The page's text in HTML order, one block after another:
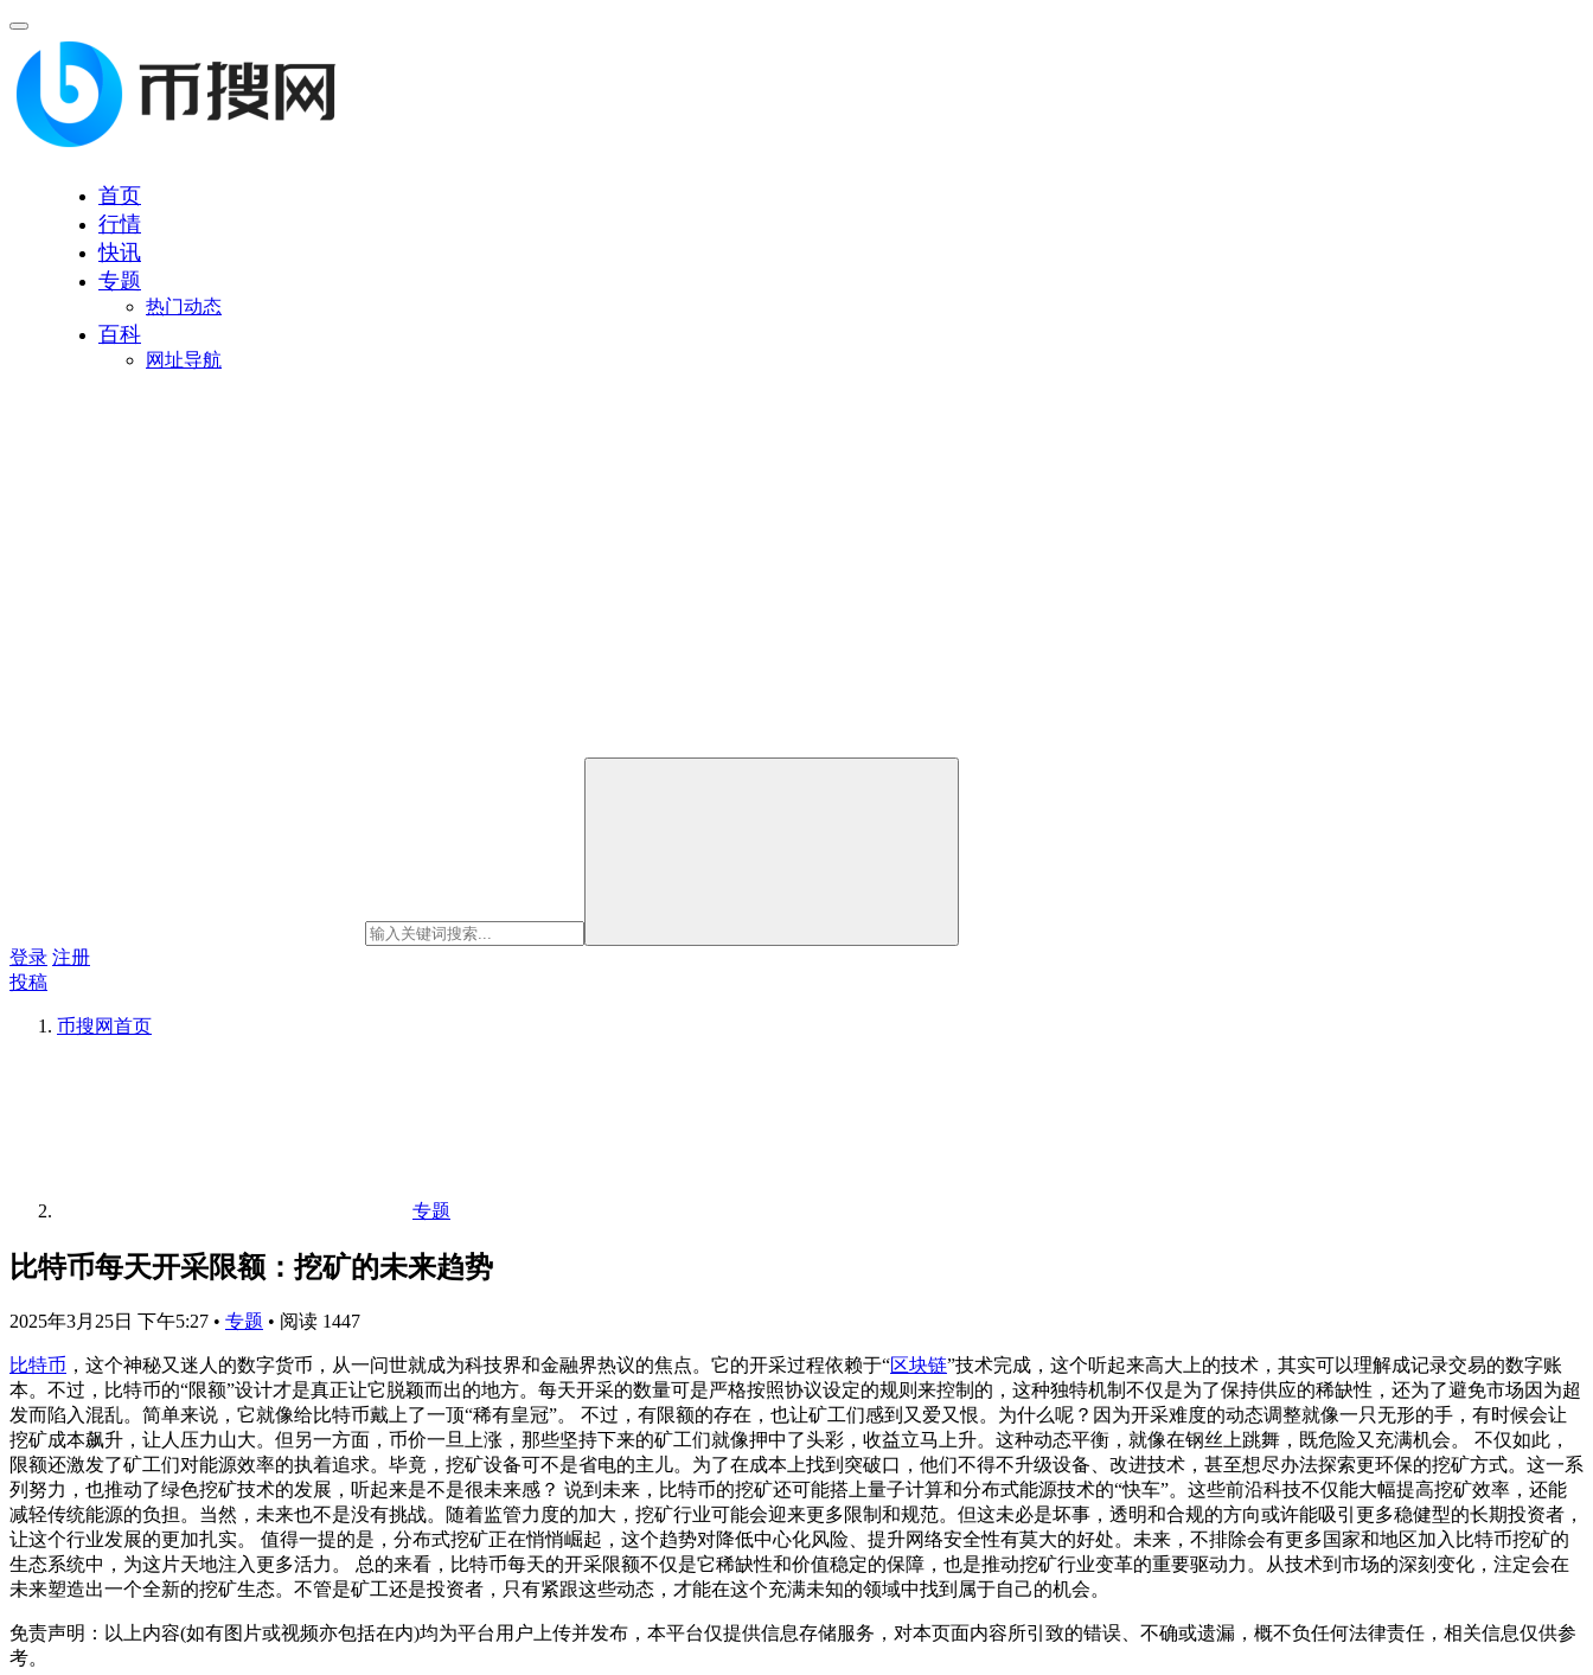
首页
行情
快讯
专题
热门动态
百科
网址导航
登录 注册
投稿
币搜网首页
专题
比特币每天开采限额：挖矿的未来趋势
2025年3月25日 下午5:27 • 专题 • 阅读 1447
比特币 ，这个神秘又迷人的数字货币，从一问世就成为科技界和金融界热议的焦点。它的开采过程依赖于“区块链”技术完成，这个听起来高大上的技术，其实可以理解成记录交易的数字账
本。不过，比特币的“限额”设计才是真正让它脱颖而出的地方。每天开采的数量可是严格按照协议设定的规则来控制的，这种独特机制不仅是为了保持供应的稀缺性，还为了避免市场因为超
发而陷入混乱。简单来说，它就像给比特币戴上了一顶“稀有皇冠”。 不过，有限额的存在，也让矿工们感到又爱又恨。为什么呢？因为开采难度的动态调整就像一只无形的手，有时候会让
挖矿成本飙升，让人压力山大。但另一方面，币价一旦上涨，那些坚持下来的矿工们就像押中了头彩，收益立马上升。这种动态平衡，就像在钢丝上跳舞，既危险又充满机会。 不仅如此，
限额还激发了矿工们对能源效率的执着追求。毕竟，挖矿设备可不是省电的主儿。为了在成本上找到突破口，他们不得不升级设备、改进技术，甚至想尽办法探索更环保的挖矿方式。这一系
列努力，也推动了绿色挖矿技术的发展，听起来是不是很未来感？ 说到未来，比特币的挖矿还可能搭上量子计算和分布式能源技术的“快车”。这些前沿科技不仅能大幅提高挖矿效率，还能
减轻传统能源的负担。当然，未来也不是没有挑战。随着监管力度的加大，挖矿行业可能会迎来更多限制和规范。但这未必是坏事，透明和合规的方向或许能吸引更多稳健型的长期投资者，
让这个行业发展的更加扎实。 值得一提的是，分布式挖矿正在悄悄崛起，这个趋势对降低中心化风险、提升网络安全性有莫大的好处。未来，不排除会有更多国家和地区加入比特币挖矿的
生态系统中，为这片天地注入更多活力。 总的来看，比特币每天的开采限额不仅是它稀缺性和价值稳定的保障，也是推动挖矿行业变革的重要驱动力。从技术到市场的深刻变化，注定会在
未来塑造出一个全新的挖矿生态。不管是矿工还是投资者，只有紧跟这些动态，才能在这个充满未知的领域中找到属于自己的机会。
免责声明：以上内容(如有图片或视频亦包括在内)均为平台用户上传并发布，本平台仅提供信息存储服务，对本页面内容所引致的错误、不确或遗漏，概不负任何法律责任，相关信息仅供参
考。